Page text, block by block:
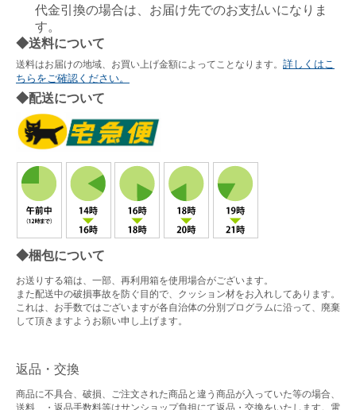
代金引換の場合は、お届け先でのお支払いになりま
す。
◆送料について
送料はお届けの地域、お買い上げ金額によってことなります。 詳しくはこ
ちらをご確認ください。
◆配送について
◆梱包について
お送りする箱は、一部、再利用箱を使用場合がございます。
また配送中の破損事故を防ぐ目的で、クッション材をお入れしてあります。
これは、お手数ではございますが各自治体の分別プログラムに沿って、廃棄
して頂きますようお願い申し上げます。
返品・交換
商品に不具合、破損、ご注文された商品と違う商品が入っていた等の場合、
送料、・返品手数料等はサンショップ負担にて返品・交換をいたします。電